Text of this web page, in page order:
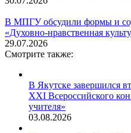
В МПГУ обсудили формы и
«Духовно-нравственная
29.07.2026
Смотрите также:
В Якутске завершился
XXI Всероссийского
учителя»
03.08.2026